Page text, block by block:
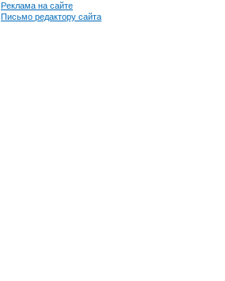
Реклама на сайте
Письмо редактору сайта